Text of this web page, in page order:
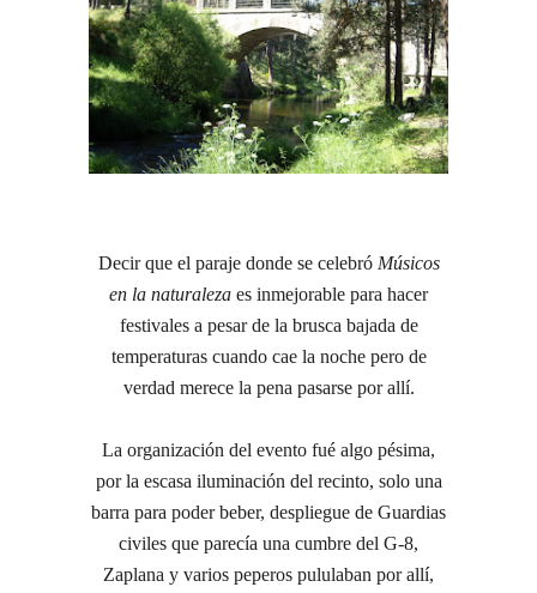
Decir que el paraje donde se celebró Músicos
en la naturaleza es inmejorable para hacer
festivales a pesar de la brusca bajada de
temperaturas cuando cae la noche pero de
verdad merece la pena pasarse por allí.
La organización del evento fué algo pésima,
por la escasa iluminación del recinto, solo una
barra para poder beber, despliegue de Guardias
civiles que parecía una cumbre del G-8,
Zaplana y varios peperos pululaban por allí,